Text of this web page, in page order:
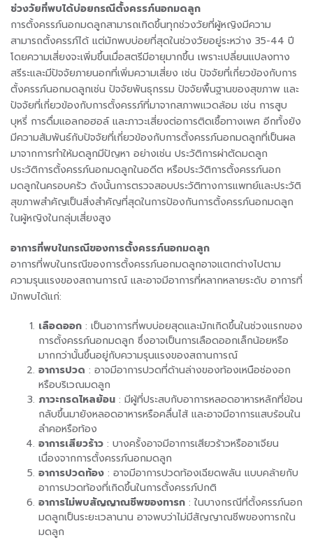
ช่วงวัยที่พบได้บ่อยกรณีตั้งครรภ์นอกมดลูก
การตั้งครรภ์นอกมดลูกสามารถเกิดขึ้นทุกช่วงวัยที่ผู้หญิงมีความ
สามารถตั้งครรภ์ได้ แต่มักพบบ่อยที่สุดในช่วงวัยอยู่ระหว่าง 35-44 ปี
โดยความเสี่ยงจะเพิ่มขึ้นเมื่อสตรีมีอายุมากขึ้น เพราะเปลี่ยนแปลงทาง
สรีระและมีปัจจัยภายนอกที่เพิ่มความเสี่ยง เช่น ปัจจัยที่เกี่ยวข้องกับการ
ตั้งครรภ์นอกมดลูกเช่น ปัจจัยพันธุกรรม ปัจจัยพื้นฐานของสุขภาพ และ
ปัจจัยที่เกี่ยวข้องกับการตั้งครรภ์ที่มาจากสภาพแวดล้อม เช่น การสูบ
บุหรี่ การดื่มแอลกอฮอล์ และภาวะเสี่ยงต่อการติดเชื้อทางเพศ อีกทั้งยัง
มีความสัมพันธ์กับปัจจัยที่เกี่ยวข้องกับการตั้งครรภ์นอกมดลูกที่เป็นผล
มาจากการทำให้มดลูกมีปัญหา อย่างเช่น ประวัติการผ่าตัดมดลูก
ประวัติการตั้งครรภ์นอกมดลูกในอดีต หรือประวัติการตั้งครรภ์นอก
มดลูกในครอบครัว ดังนั้นการตรวจสอบประวัติทางการแพทย์และประวัติ
สุขภาพสำคัญเป็นสิ่งสำคัญที่สุดในการป้องกันการตั้งครรภ์นอกมดลูก
ในผู้หญิงในกลุ่มเสี่ยงสูง
อาการที่พบในกรณีของการตั้งครรภ์นอกมดลูก
อาการที่พบในกรณีของการตั้งครรภ์นอกมดลูกอาจแตกต่างไปตาม
ความรุนแรงของสถานการณ์ และอาจมีอาการที่หลากหลายระดับ อาการที่
มักพบได้แก่:
เลือดออก : เป็นอาการที่พบบ่อยสุดและมักเกิดขึ้นในช่วงแรกของ
การตั้งครรภ์นอกมดลูก ซึ่งอาจเป็นการเลือดออกเล็กน้อยหรือ
มากกว่านั้นขึ้นอยู่กับความรุนแรงของสถานการณ์
อาการปวด : อาจมีอาการปวดที่ด้านล่างของท้องเหนือช่องอก
หรือบริเวณมดลูก
ภาวะกรดไหลย้อน : มีผู้ที่ประสบกับอาการหลอดอาหารหลักที่ย้อน
กลับขึ้นมายังหลอดอาหารหรือคลื่นไส้ และอาจมีอาการแสบร้อนใน
ลำคอหรือท้อง
อาการเสียวร้าว : บางครั้งอาจมีอาการเสียวร้าวหรืออาเจียน
เนื่องจากการตั้งครรภ์นอกมดลูก
อาการปวดท้อง : อาจมีอาการปวดท้องเฉียดพลัน แบบคล้ายกับ
อาการปวดท้องที่เกิดขึ้นในการตั้งครรภ์ปกติ
อาการไม่พบสัญญาณชีพของทารก : ในบางกรณีที่ตั้งครรภ์นอก
มดลูกเป็นระยะเวลานาน อาจพบว่าไม่มีสัญญาณชีพของทารกใน
มดลูก